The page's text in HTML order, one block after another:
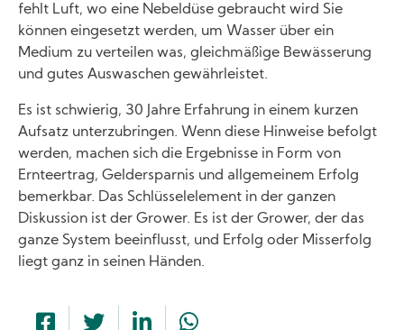
fehlt Luft, wo eine Nebeldüse gebraucht wird Sie
können eingesetzt werden, um Wasser über ein
Medium zu verteilen was, gleichmäßige Bewässerung
und gutes Auswaschen gewährleistet.
Es ist schwierig, 30 Jahre Erfahrung in einem kurzen
Aufsatz unterzubringen. Wenn diese Hinweise befolgt
werden, machen sich die Ergebnisse in Form von
Ernteertrag, Geldersparnis und allgemeinem Erfolg
bemerkbar. Das Schlüsselelement in der ganzen
Diskussion ist der Grower. Es ist der Grower, der das
ganze System beeinflusst, und Erfolg oder Misserfolg
liegt ganz in seinen Händen.